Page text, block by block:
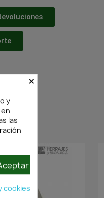
×
y
las
cookies